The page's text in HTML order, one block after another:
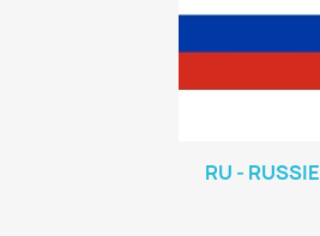
RU - RUSSIE